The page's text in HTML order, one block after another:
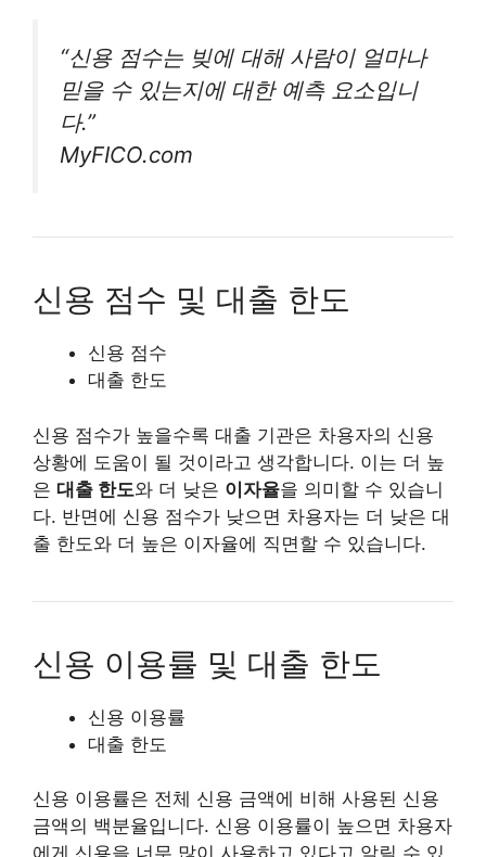
“신용 점수는 빚에 대해 사람이 얼마나
믿을 수 있는지에 대한 예측 요소입니
다.”
MyFICO.com
신용 점수 및 대출 한도
신용 점수
대출 한도
신용 점수가 높을수록 대출 기관은 차용자의 신용
상황에 도움이 될 것이라고 생각합니다. 이는 더 높
은 대출 한도와 더 낮은 이자율을 의미할 수 있습니
다. 반면에 신용 점수가 낮으면 차용자는 더 낮은 대
출 한도와 더 높은 이자율에 직면할 수 있습니다.
신용 이용률 및 대출 한도
신용 이용률
대출 한도
신용 이용률은 전체 신용 금액에 비해 사용된 신용
금액의 백분율입니다. 신용 이용률이 높으면 차용자